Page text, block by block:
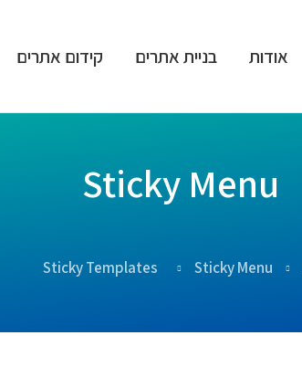
אודות בניית אתרים קידום אתרים
Sticky Menu
Sticky Templates Sticky Menu